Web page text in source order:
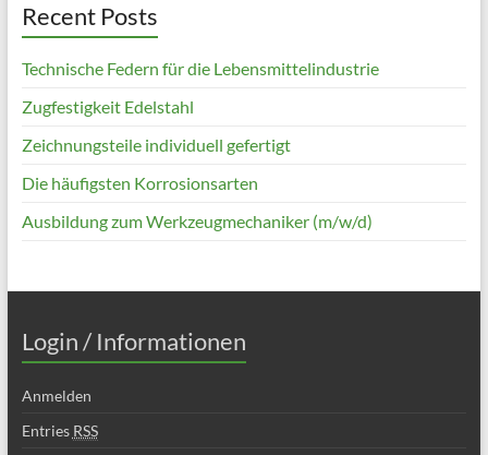
Recent Posts
Technische Federn für die Lebensmittelindustrie
Zugfestigkeit Edelstahl
Zeichnungsteile individuell gefertigt
Die häufigsten Korrosionsarten
Ausbildung zum Werkzeugmechaniker (m/w/d)
Login / Informationen
Anmelden
Entries RSS